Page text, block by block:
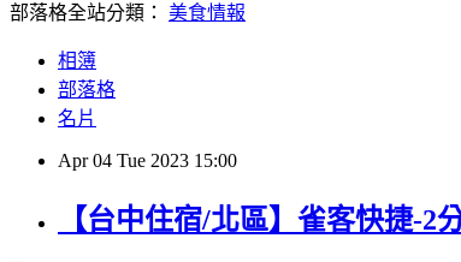
部落格全站分類： 美食情報
相簿
部落格
名片
Apr 04 Tue 2023 15:00
【台中住宿/北區】雀客快捷-2